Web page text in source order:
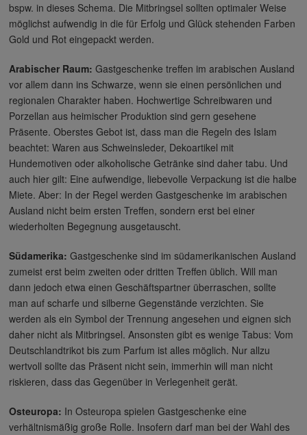
bspw. in dieses Schema. Die Mitbringsel sollten optimaler Weise
möglichst aufwendig in die für Erfolg und Glück stehenden Farben
Gold und Rot eingepackt werden.
Arabischer Raum: Gastgeschenke treffen im arabischen Ausland
vor allem dann ins Schwarze, wenn sie einen persönlichen und
regionalen Charakter haben. Hochwertige Schreibwaren und
Porzellan aus heimischer Produktion sind gern gesehene
Präsente. Oberstes Gebot ist, dass man die Regeln des Islam
beachtet: Waren aus Schweinsleder, Dekoartikel mit
Hundemotiven oder alkoholische Getränke sind daher tabu. Und
auch hier gilt: Eine aufwendige, liebevolle Verpackung ist die halbe
Miete. Aber: In der Regel werden Gastgeschenke im arabischen
Ausland nicht beim ersten Treffen, sondern erst bei einer
wiederholten Begegnung ausgetauscht.
Südamerika: Gastgeschenke sind im südamerikanischen Ausland
zumeist erst beim zweiten oder dritten Treffen üblich. Will man
dann jedoch etwa einen Geschäftspartner überraschen, sollte
man auf scharfe und silberne Gegenstände verzichten. Sie
werden als ein Symbol der Trennung angesehen und eignen sich
daher nicht als Mitbringsel. Ansonsten gibt es wenige Tabus: Vom
Deutschlandtrikot bis zum Parfum ist alles möglich. Nur allzu
wertvoll sollte das Präsent nicht sein, immerhin will man nicht
riskieren, dass das Gegenüber in Verlegenheit gerät.
Osteuropa: In Osteuropa spielen Gastgeschenke eine
verhältnismäßig große Rolle. Insofern darf man bei der Wahl des